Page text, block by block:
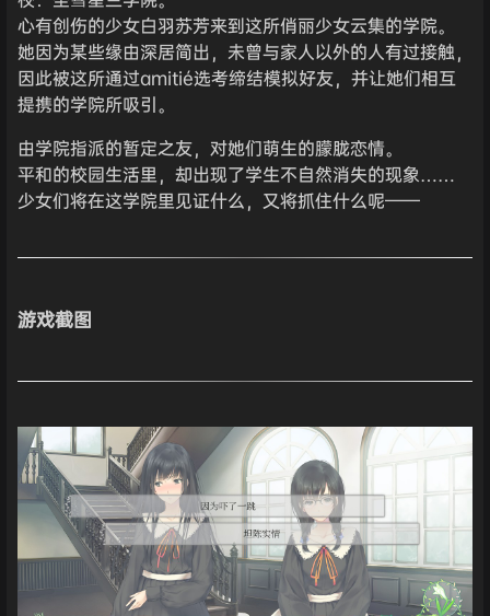
心有创伤的少女白羽苏芳来到这所俏丽少女云集的学院。
她因为某些缘由深居简出，未曾与家人以外的人有过接触，
因此被这所通过amitié选考缔结模拟好友，并让她们相互
提携的学院所吸引。
由学院指派的暂定之友，对她们萌生的朦胧恋情。
平和的校园生活里，却出现了学生不自然消失的现象……
少女们将在这学院里见证什么，又将抓住什么呢——
游戏截图